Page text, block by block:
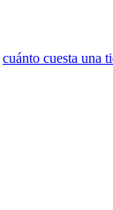
cuánto cuesta una